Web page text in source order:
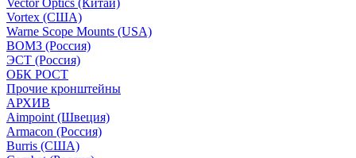
Vector Optics (Китай)
Vortex (США)
Warne Scope Mounts (USA)
ВОМЗ (Россия)
ЭСТ (Россия)
ОБК РОСТ
Прочие кронштейны
АРХИВ
Aimpoint (Швеция)
Armacon (Россия)
Burris (США)